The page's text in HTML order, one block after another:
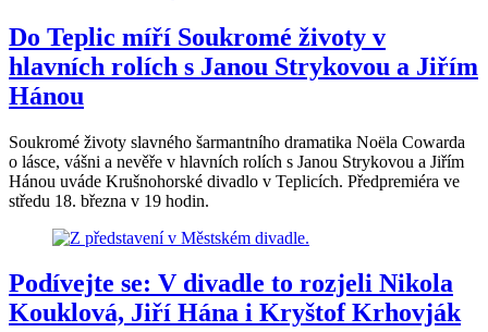
Do Teplic míří Soukromé životy v
hlavních rolích s Janou Strykovou a Jiřím
Hánou
Soukromé životy slavného šarmantního dramatika Noëla Cowarda
o lásce, vášni a nevěře v hlavních rolích s Janou Strykovou a Jiřím
Hánou uváde Krušnohorské divadlo v Teplicích. Předpremiéra ve
středu 18. března v 19 hodin.
Podívejte se: V divadle to rozjeli Nikola
Kouklová, Jiří Hána i Kryštof Krhovják